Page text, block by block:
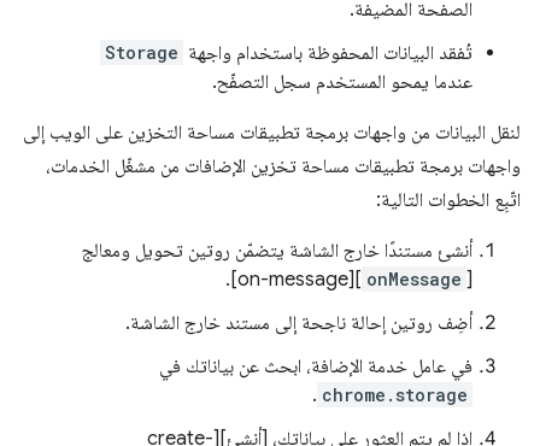
الصفحة المضيفة.
تُفقد البيانات المحفوظة باستخدام واجهة Storage
عندما يمحو المستخدم سجل التصفّح.
لنقل البيانات من واجهات برمجة تطبيقات مساحة التخزين على الويب إلى
واجهات برمجة تطبيقات مساحة تخزين الإضافات من مشغّل الخدمات،
اتّبِع الخطوات التالية:
أنشئ مستندًا خارج الشاشة يتضمّن روتين تحويل ومعالج
[
onMessage
][on-message].
أضِف روتين إحالة ناجحة إلى مستند خارج الشاشة.
في عامل خدمة الإضافة، ابحث عن بياناتك في
chrome.storage
.
إذا لم يتم العثور على بياناتك، [أنشئ][create-